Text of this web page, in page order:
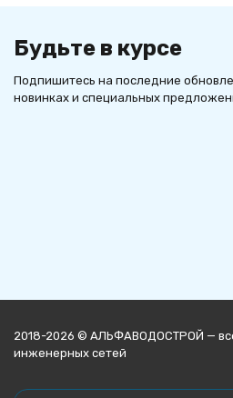
Будьте в курсе
Подпишитесь на последние
новинках и специальных
2018-2026 © АЛЬФАВОДОСТРОЙ —
инженерных сетей